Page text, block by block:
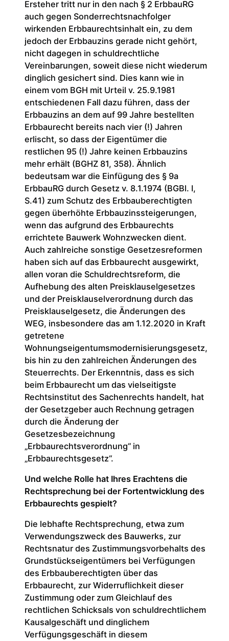
Ersteher tritt nur in den nach § 2 ErbbauRG
auch gegen Sonderrechtsnachfolger
wirkenden Erbbaurechtsinhalt ein, zu dem
jedoch der Erbbauzins gerade nicht gehört,
nicht dagegen in schuldrechtliche
Vereinbarungen, soweit diese nicht wiederum
dinglich gesichert sind. Dies kann wie in
einem vom BGH mit Urteil v. 25.9.1981
entschiedenen Fall dazu führen, dass der
Erbbauzins an dem auf 99 Jahre bestellten
Erbbaurecht bereits nach vier (!) Jahren
erlischt, so dass der Eigentümer die
restlichen 95 (!) Jahre keinen Erbbauzins
mehr erhält (BGHZ 81, 358). Ähnlich
bedeutsam war die Einfügung des § 9a
ErbbauRG durch Gesetz v. 8.1.1974 (BGBl. I,
S.41) zum Schutz des Erbbauberechtigten
gegen überhöhte Erbbauzinssteigerungen,
wenn das aufgrund des Erbbaurechts
errichtete Bauwerk Wohnzwecken dient.
Auch zahlreiche sonstige Gesetzesreformen
haben sich auf das Erbbaurecht ausgewirkt,
allen voran die Schuldrechtsreform, die
Aufhebung des alten Preisklauselgesetzes
und der Preisklauselverordnung durch das
Preisklauselgesetz, die Änderungen des
WEG, insbesondere das am 1.12.2020 in Kraft
getretene
Wohnungseigentumsmodernisierungsgesetz,
bis hin zu den zahlreichen Änderungen des
Steuerrechts. Der Erkenntnis, dass es sich
beim Erbbaurecht um das vielseitigste
Rechtsinstitut des Sachenrechts handelt, hat
der Gesetzgeber auch Rechnung getragen
durch die Änderung der
Gesetzesbezeichnung
„Erbbaurechtsverordnung“ in
„Erbbaurechtsgesetz“.
Und welche Rolle hat Ihres Erachtens die
Rechtsprechung bei der Fortentwicklung des
Erbbaurechts gespielt?
Die lebhafte Rechtsprechung, etwa zum
Verwendungszweck des Bauwerks, zur
Rechtsnatur des Zustimmungsvorbehalts des
Grundstückseigentümers bei Verfügungen
des Erbbauberechtigten über das
Erbbaurecht, zur Widerruflichkeit dieser
Zustimmung oder zum Gleichlauf des
rechtlichen Schicksals von schuldrechtlichem
Kausalgeschäft und dinglichem
Verfügungsgeschäft in diesem